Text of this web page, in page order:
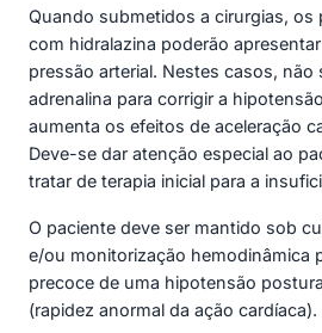
Quando submetidos a cirurgias, os
com hidralazina poderão
pressão arterial. Nestes casos, não
adrenalina para corrigir a
aumenta os efeitos de aceleração
Deve-se dar atenção especial ao
tratar de terapia inicial para a
O paciente deve ser mantido sob
e/ou monitorização hemodinâmica
precoce de uma hipotensão
(rapidez anormal da ação cardíaca).